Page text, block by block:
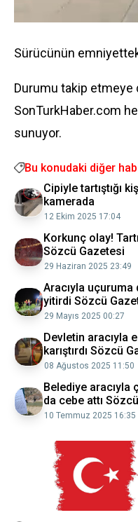
Sürücünün
Durumu takip etmeye
SonTurkHaber.com
sunuyor.
Bu konudaki diğer
Cipiyle tartıştığı
kamerada
12 Ekim 2025 17:04
Korkunç olay!
Sözcü Gazetesi
29 Haziran 2025 23:49
Aracıyla uçuruma
yitirdi Sözcü
29 Mayıs 2025 00:27
Devletin aracıyla
karıştırdı Sözcü
08 Ağustos 2025 11:50
Belediye aracıyla
da cebe attı
10 Temmuz 2025 16:35